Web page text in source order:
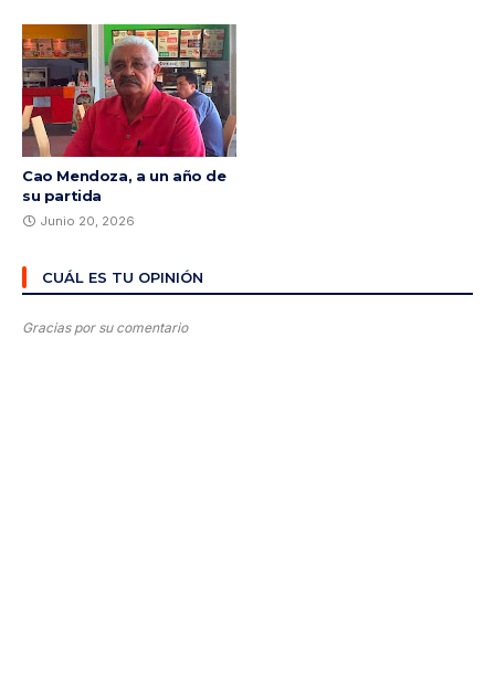
Cao Mendoza, a un año de
su partida
Junio 20, 2026
CUÁL ES TU OPINIÓN
Gracias por su comentario